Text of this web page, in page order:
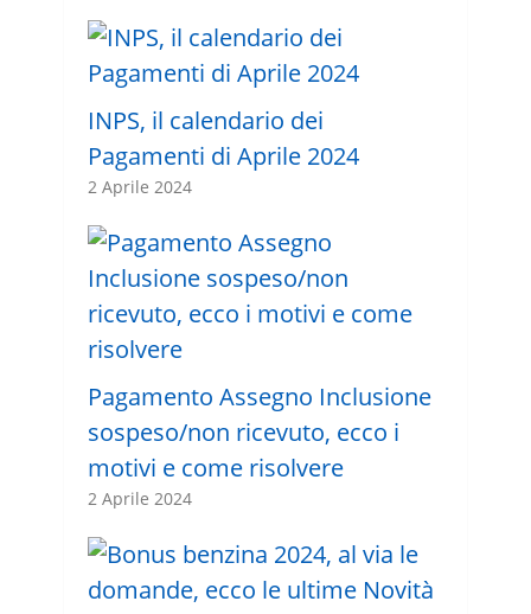
INPS, il calendario dei
Pagamenti di Aprile 2024
2 Aprile 2024
Pagamento Assegno Inclusione
sospeso/non ricevuto, ecco i
motivi e come risolvere
2 Aprile 2024